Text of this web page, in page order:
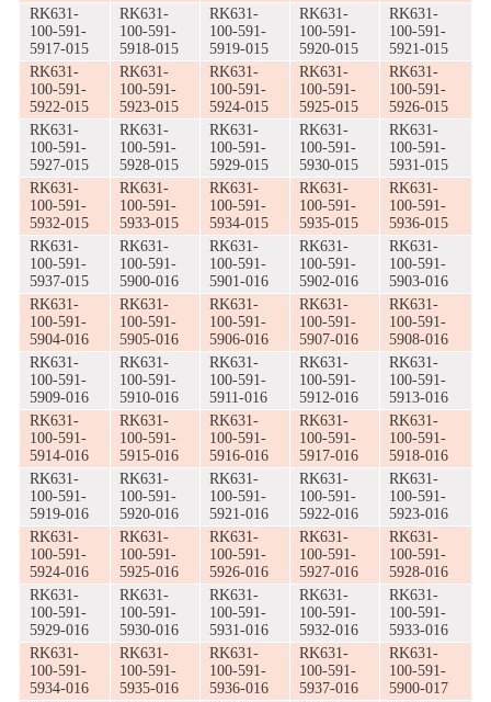
RK631-
100-591-
5917-015
RK631-
100-591-
5918-015
RK631-
100-591-
5919-015
RK631-
100-591-
5920-015
RK631-
100-591-
5921-015
RK631-
100-591-
5922-015
RK631-
100-591-
5923-015
RK631-
100-591-
5924-015
RK631-
100-591-
5925-015
RK631-
100-591-
5926-015
RK631-
100-591-
5927-015
RK631-
100-591-
5928-015
RK631-
100-591-
5929-015
RK631-
100-591-
5930-015
RK631-
100-591-
5931-015
RK631-
100-591-
5932-015
RK631-
100-591-
5933-015
RK631-
100-591-
5934-015
RK631-
100-591-
5935-015
RK631-
100-591-
5936-015
RK631-
100-591-
5937-015
RK631-
100-591-
5900-016
RK631-
100-591-
5901-016
RK631-
100-591-
5902-016
RK631-
100-591-
5903-016
RK631-
100-591-
5904-016
RK631-
100-591-
5905-016
RK631-
100-591-
5906-016
RK631-
100-591-
5907-016
RK631-
100-591-
5908-016
RK631-
100-591-
5909-016
RK631-
100-591-
5910-016
RK631-
100-591-
5911-016
RK631-
100-591-
5912-016
RK631-
100-591-
5913-016
RK631-
100-591-
5914-016
RK631-
100-591-
5915-016
RK631-
100-591-
5916-016
RK631-
100-591-
5917-016
RK631-
100-591-
5918-016
RK631-
100-591-
5919-016
RK631-
100-591-
5920-016
RK631-
100-591-
5921-016
RK631-
100-591-
5922-016
RK631-
100-591-
5923-016
RK631-
100-591-
5924-016
RK631-
100-591-
5925-016
RK631-
100-591-
5926-016
RK631-
100-591-
5927-016
RK631-
100-591-
5928-016
RK631-
100-591-
5929-016
RK631-
100-591-
5930-016
RK631-
100-591-
5931-016
RK631-
100-591-
5932-016
RK631-
100-591-
5933-016
RK631-
100-591-
5934-016
RK631-
100-591-
5935-016
RK631-
100-591-
5936-016
RK631-
100-591-
5937-016
RK631-
100-591-
5900-017